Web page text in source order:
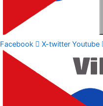
Facebook X-twitter Youtube